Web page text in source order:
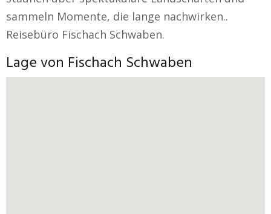
sammeln Momente, die lange nachwirken..
Reisebüro Fischach Schwaben.
Lage von Fischach Schwaben